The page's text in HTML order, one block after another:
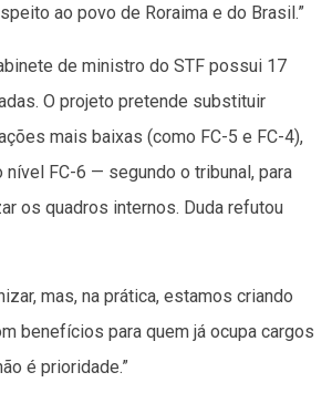
ao povo de Roraima e do Brasil.”
de ministro do STF possui 17
O projeto pretende substituir
mais baixas (como FC-5 e FC-4),
nível FC-6 — segundo o tribunal, para
os quadros internos. Duda refutou
mas, na prática, estamos criando
benefícios para quem já ocupa cargos
é prioridade.”